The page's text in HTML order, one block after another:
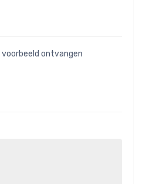
voorbeeld ontvangen